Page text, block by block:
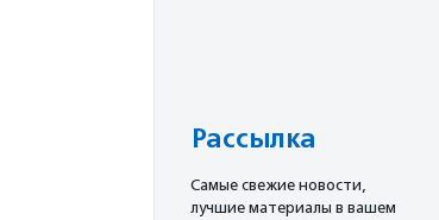
Рассылка
Cамые свежие новости,
лучшие материалы в вашем